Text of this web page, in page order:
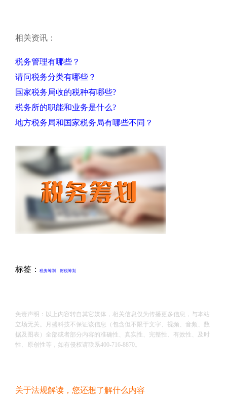
相关资讯：
税务管理有哪些？
请问税务分类有哪些？
国家税务局收的税种有哪些?
税务所的职能和业务是什么?
地方税务局和国家税务局有哪些不同？
标签： 税务筹划 财税筹划
免责声明：以上内容转自其它媒体，相关信息仅为传播更多信息，与本站
立场无关。月盛科技不保证该信息（包含但不限于文字、视频、音频、数
据及图表）全部或者部分内容的准确性、真实性、完整性、有效性、及时
性、原创性等，如有侵权请联系400-716-8870。
关于法规解读，您还想了解什么内容